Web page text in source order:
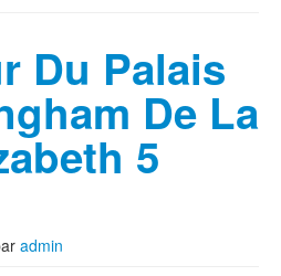
Du Palais
De La
5
admin